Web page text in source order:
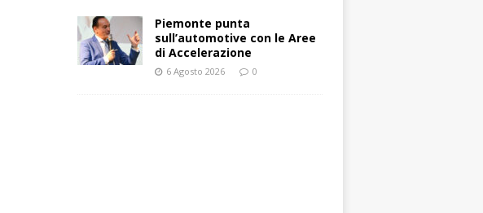
Piemonte punta
sull’automotive con le Aree
di Accelerazione
6 Agosto 2026 0